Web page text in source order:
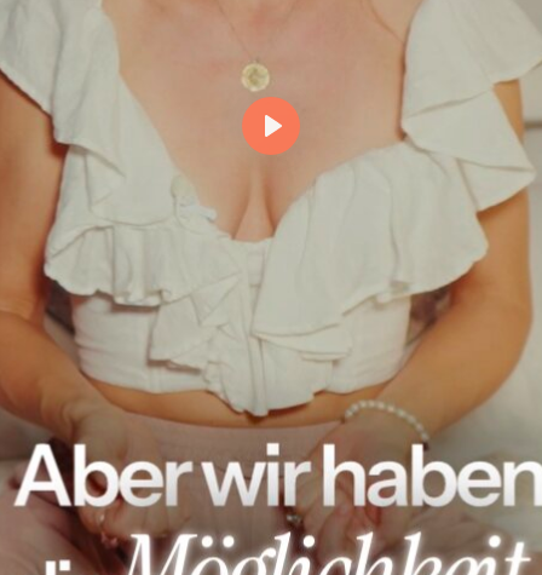
Abspielen